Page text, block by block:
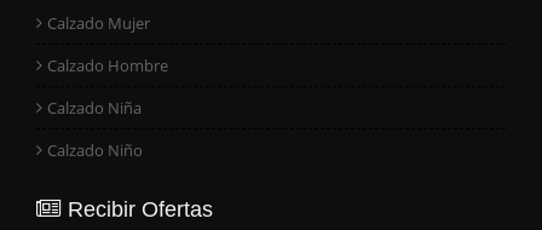
Calzado Mujer
Calzado Hombre
Calzado Niña
Calzado Niño
Recibir Ofertas